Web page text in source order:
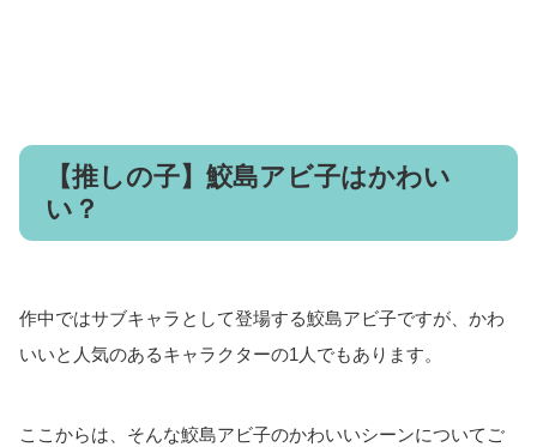
【推しの子】鮫島アビ子はかわい
い？
作中ではサブキャラとして登場する鮫島アビ子ですが、かわ
いいと人気のあるキャラクターの1人でもあります。
ここからは、そんな鮫島アビ子のかわいいシーンについてご